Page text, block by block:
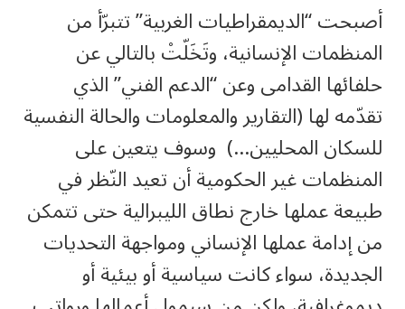
أصبحت “الديمقراطيات الغربية” تتبرّأ من
المنظمات الإنسانية، وتَخَلّتْ بالتالي عن
حلفائها القدامى وعن “الدعم الفني” الذي
تقدّمه لها (التقارير والمعلومات والحالة النفسية
للسكان المحليين…) وسوف يتعين على
المنظمات غير الحكومية أن تعيد النّظر في
طبيعة عملها خارج نطاق الليبرالية حتى تتمكن
من إدامة عملها الإنساني ومواجهة التحديات
الجديدة، سواء كانت سياسية أو بيئية أو